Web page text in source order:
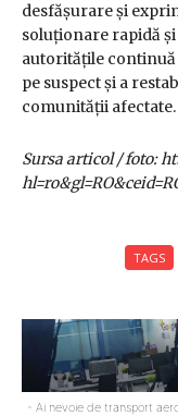
desfășurare și
soluționare rapidă
autoritățile
pe suspect și a
comunității afectate.
Sursa articol / foto:
TAGS
- Ai nevoie de transport